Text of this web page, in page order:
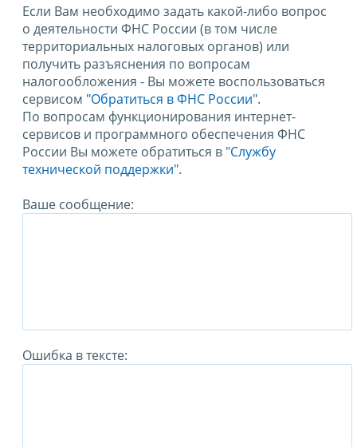
Если Вам необходимо задать какой-либо вопрос
о деятельности ФНС России (в том числе
территориальных налоговых органов) или
получить разъяснения по вопросам
налогообложения - Вы можете воспользоваться
сервисом "Обратиться в ФНС России".
По вопросам функционирования интернет-
сервисов и программного обеспечения ФНС
России Вы можете обратиться в "Службу
технической поддержки".
Ваше сообщение:
Ошибка в тексте: